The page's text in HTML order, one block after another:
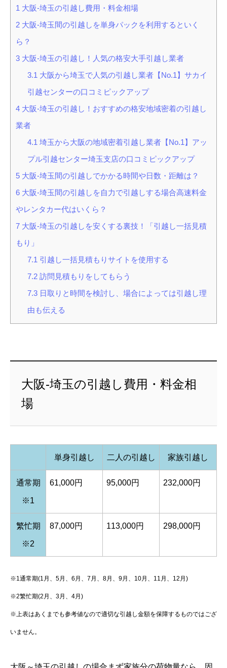
1 大阪-埼玉の引越し費用・料金相場
2 大阪-埼玉間の引越しを単身パックを利用するといく
ら？
3 大阪-埼玉の引越し！人気の格安大手引越し業者
3.1 大阪から埼玉で人気の引越し業者【No.1】サカイ
引越センターの口コミピックアップ
4 大阪-埼玉の引越し！おすすめの格安地域密着の引越し
業者
4.1 埼玉から大阪の地域密着引越し業者【No.1】アッ
プル引越センター埼玉支店の口コミピックアップ
5 大阪-埼玉間の引越しでかかる時間や日数・距離は？
6 大阪-埼玉間の引越しを自力で引越しする場合高速料金
やレンタカー代はいくら？
7 大阪-埼玉の引越しを安くする裏技！「引越し一括見積
もり」
7.1 引越し一括見積もりサイトを使用する
7.2訪問見積もりをしてもらう
7.3日取りと時間を検討し、場合によっては引越し理
由も伝える
大阪-埼玉の引越し費用・料金相
場
単身引越し 二人の引越し 家族引越し
通常期
※1
61,000円 95,000円 232,000円
繁忙期
※2
87,000円 113,000円 298,000円
※1通常期(1月、5月、6月、7月、8月、9月、10月、11月、12月)
※2繁忙期(2月、3月、4月)
※上表はあくまでも参考値なので適切な引越し金額を保障するものではござ
いません。